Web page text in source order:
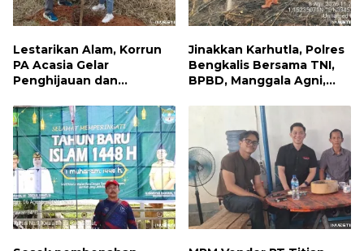
Lestarikan Alam, Korrun
PA Acasia Gelar
Penghijauan dan
Wujudkan Kepedulian
Lingkungan
Jinakkan Karhutla, Polres
Bengkalis Bersama TNI,
BPBD, Manggala Agni,
Berjibaku di Siak Kecil
dan Mandau